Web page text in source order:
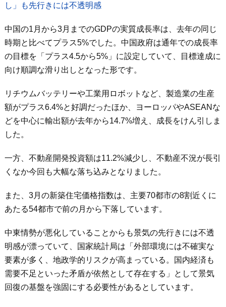
し」も先行きには不透明感
中国の1月から3月までのGDPの実質成長率は、去年の同じ
時期と比べてプラス5%でした。中国政府は通年での成長率
の目標を「プラス4.5から5%」に設定していて、目標達成に
向け順調な滑り出しとなった形です。
リチウムバッテリーや工業用ロボットなど、製造業の生産
額がプラス6.4%と好調だったほか、ヨーロッパやASEANな
どを中心に輸出額が去年から14.7%増え、成長をけん引しま
した。
一方、不動産開発投資額は11.2%減少し、不動産不況が長引
くなか今回も大幅な落ち込みとなりました。
また、3月の新築住宅価格指数は、主要70都市の8割近くに
あたる54都市で前の月から下落しています。
中東情勢が悪化していることからも景気の先行きには不透
明感が漂っていて、国家統計局は「外部環境には不確実な
要素が多く、地政学的リスクが高まっている。国内経済も
需要不足といった矛盾が依然として存在する」として景気
回復の基盤を強固にする必要性があるとしています。